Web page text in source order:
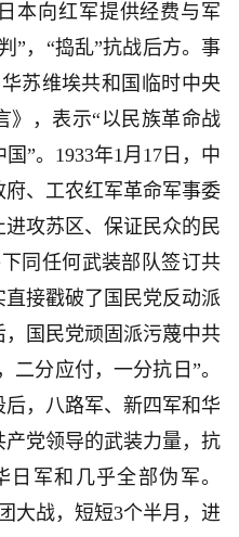
本向红军提供经费与军
”，“捣乱”抗战后方。事
苏维埃共和国临时中央
》，表示“以民族革命战
”。1933年1月17日，中
、工农红军革命军事委
攻苏区、保证民众的民
同任何武装部队签订共
接戳破了国民党反动派
国民党顽固派污蔑中共
二分应付，一分抗日”。
，八路军、新四军和华
党领导的武装力量，抗
军和几乎全部伪军。
大战，短短3个半月，进